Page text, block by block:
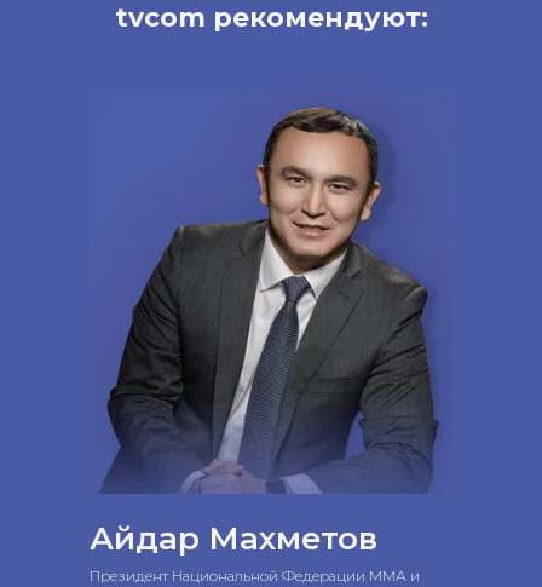
tvcom рекомендуют:
Айдар Махметов
Президент Национальной Федерации ММА и